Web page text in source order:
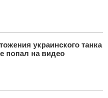
украинского танка
попал на видео